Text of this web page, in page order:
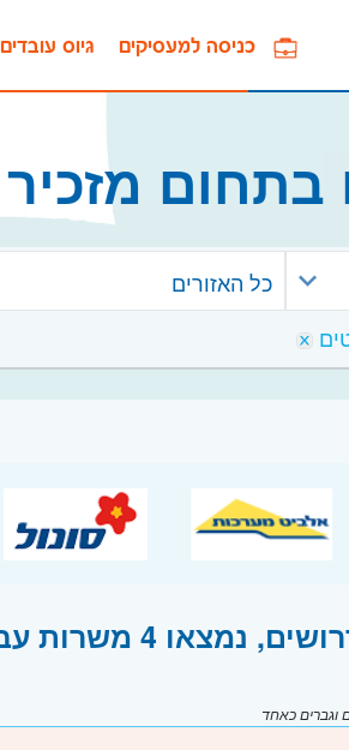
גיוס עובדים כניסה למעסיקים
בתחום
כל האזורים
עבודה בתחום מזכיר משפטי
וגברים כאחד